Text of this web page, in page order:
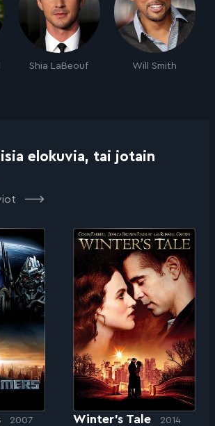
Shia LaBeouf Will Smith
elokuvia, tai jotain
2007 Winter’s Tale 2014